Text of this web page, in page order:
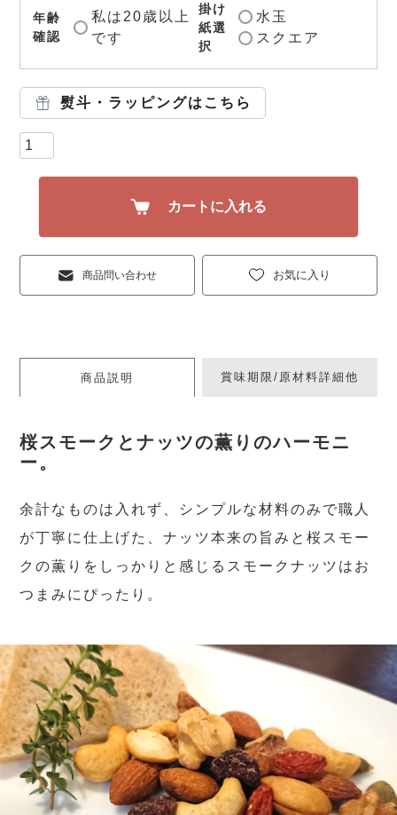
年齢
確認
私は20歳以上
です
掛け
紙選
択
水玉
スクエア
熨斗・ラッピングはこちら
お気に入り
カートに入れる
商品問い合わせ
商品説明 賞味期限/原材料詳細他
桜スモークとナッツの薫りのハーモニ
ー。
余計なものは入れず、シンプルな材料のみで職人
が丁寧に仕上げた、ナッツ本来の旨みと桜スモー
クの薫りをしっかりと感じるスモークナッツはお
つまみにぴったり。